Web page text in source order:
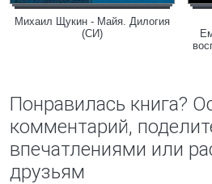
Михаил Щукин - Майя. Дилогия
(СИ)
Понравилась книга?
комментарий,
впечатлениями или
друзьям